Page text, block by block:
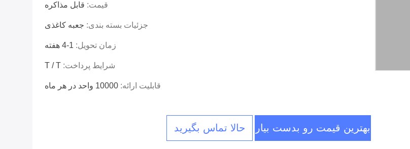
قیمت: قابل مذاکره
جزئیات بسته بندی: جعبه کاغذی
زمان تحویل: 1-4 هفته
شرایط پرداخت: T / T
قابلیت ارائه: 10000 واحد در هر ماه
بهترین قیمت رو بدست بیار حالا تماس بگیرید